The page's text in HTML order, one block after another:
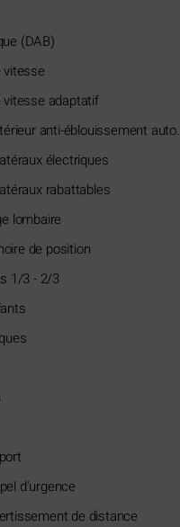
(DAB)
vitesse
vitesse adaptatif
anti-éblouissement auto.
électriques
rabattables
lombaire
de position
1/3 - 2/3
d'urgence
de distance